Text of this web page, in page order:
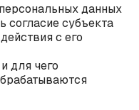
данных
согласие субъекта
с его
для чего